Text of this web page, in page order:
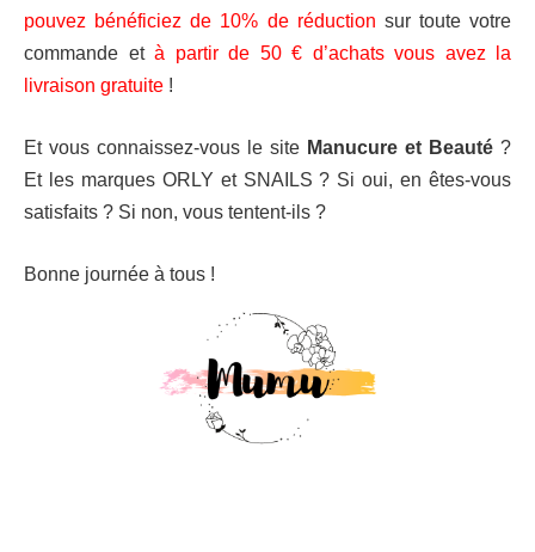
pouvez bénéficiez de 10% de réduction sur toute votre
commande et à partir de 50 € d’achats vous avez la
livraison gratuite !
Et vous connaissez-vous le site Manucure et Beauté ?
Et les marques ORLY et SNAILS ? Si oui, en êtes-vous
satisfaits ? Si non, vous tentent-ils ?
Bonne journée à tous !